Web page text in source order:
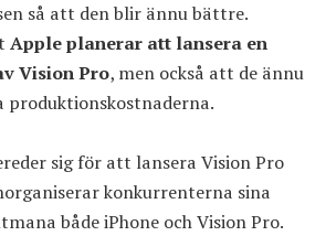
så att den blir ännu bättre.
Apple planerar att lansera en
Vision Pro, men också att de ännu
produktionskostnaderna.
sig för att lansera Vision Pro
konkurrenterna sina
både iPhone och Vision Pro.